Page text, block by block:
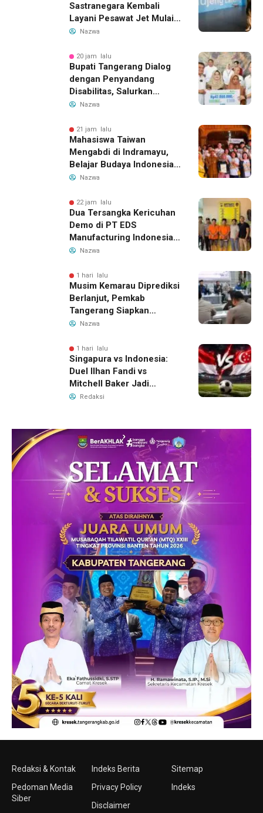
Sastranegara Kembali
Layani Pesawat Jet Mulai
14 Agustus 2026, Garuda
Bandung-Denpasar
Nazwa
20 jam lalu
Bupati Tangerang Dialog
dengan Penyandang
Disabilitas, Salurkan
Bantuan dan Tampung
Nazwa
21 jam lalu
Mahasiswa Taiwan
Mengabdi di Indramayu,
Belajar Budaya Indonesia
dan Edukasi Pekerja
Nazwa
22 jam lalu
Dua Tersangka Kericuhan
Demo di PT EDS
Manufacturing Indonesia
Ditahan, Polda Banten
Pengelolaan Limbah
Nazwa
1 hari lalu
Musim Kemarau Diprediksi
Berlanjut, Pemkab
Tangerang Siapkan
Langkah Antisipasi Krisis
Nazwa
1 hari lalu
Singapura vs Indonesia:
Duel Ilhan Fandi vs
Mitchell Baker Jadi
Sorotan di Piala AFF 2026
Redaksi
Redaksi & Kontak
Pedoman Media
Siber
Indeks Berita
Privacy Policy
Disclaimer
Sitemap
Indeks